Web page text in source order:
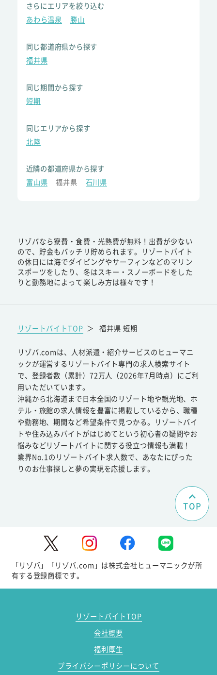
さらにエリアを絞り込む
あわら温泉
勝山
同じ都道府県から探す
福井県
同じ期間から探す
短期
同じエリアから探す
北陸
近隣の都道府県から探す
富山県
福井県 石川県
リゾバなら寮費・食費・光熱費が無料！出費が少ない
ので、貯金もバッチリ貯められます。リゾートバイト
の休日には海でダイビングやサーフィンなどのマリン
スポーツをしたり、冬はスキー・スノーボードをした
りと勤務地によって楽しみ方は様々です！
リゾートバイトTOP ＞ 福井県 短期
リゾバ.comは、人材派遣・紹介サービスのヒューマニ
ックが運営するリゾートバイト専門の求人検索サイト
で、登録者数（累計）72万人（2026年7月時点）にご利
用いただいています。
沖縄から北海道まで日本全国のリゾート地や観光地、ホ
テル・旅館の求人情報を豊富に掲載しているから、職種
や勤務地、期間など希望条件で見つかる。リゾートバイ
トや住み込みバイトがはじめてという初心者の疑問やお
悩みなどリゾートバイトに関する役立つ情報も満載！
業界No.1のリゾートバイト求人数で、あなたにぴった
りのお仕事探しと夢の実現を応援します。
TOP
「リゾバ」「リゾバ.com」は株式会社ヒューマニックが所
有する登録商標です。
リゾートバイトTOP
会社概要
福利厚生
プライバシーポリシーについて